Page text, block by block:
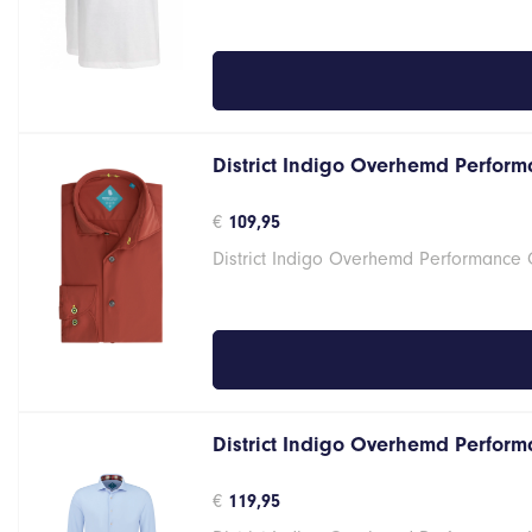
District Indigo Overhemd
€ 109,95
District Indigo Overhemd Performance
District Indigo Overhemd
€ 119,95